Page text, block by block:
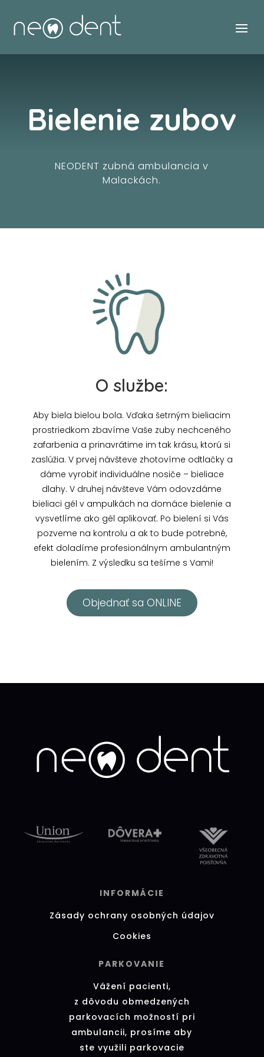
Bielenie zubov
NEODENT zubná ambulancia v
Malackách.
O službe:
Aby biela bielou bola. Vďaka šetrným bieliacim
prostriedkom zbavíme Vaše zuby nechceného
zafarbenia a prinavrátime im tak krásu, ktorú si
zaslúžia. V prvej návšteve zhotovíme odtlačky a
dáme vyrobiť individuálne nosiče – bieliace
dlahy. V druhej návšteve Vám odovzdáme
bieliaci gél v ampulkách na domáce bielenie a
vysvetlíme ako gél aplikovať. Po bielení si Vás
pozveme na kontrolu a ak to bude potrebné,
efekt doladíme profesionálnym ambulantným
bielením. Z výsledku sa tešíme s Vami!
Objednať sa ONLINE
INFORMÁCIE
Zásady ochrany osobných údajov
Cookies
PARKOVANIE
Vážení pacienti,
z dôvodu obmedzených
parkovacích možností pri
ambulancii, prosíme aby
ste využili parkovacie